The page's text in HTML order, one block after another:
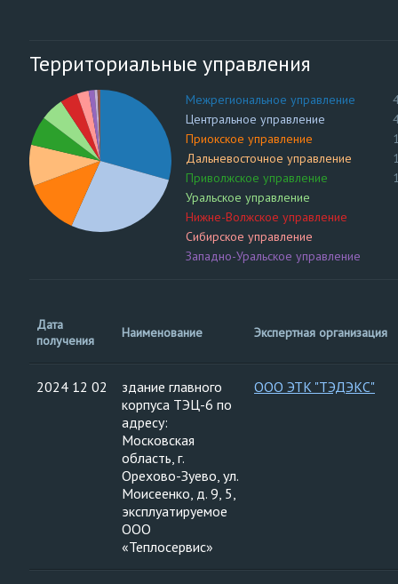
Территориальные управления
Межрегиональное управление
Центральное управление
Приокское управление
Дальневосточное управление
Приволжское управление
Уральское управление
Нижне-Волжское управление
Сибирское управление
Западно-Уральское управление
Дата
получения
Наименование Экспертная организация
2024 12 02
здание главного
корпуса ТЭЦ-6 по
адресу:
Московская
область, г.
Орехово-Зуево, ул.
Моисеенко, д. 9, 5,
эксплуатируемое
ООО
«Теплосервис»
ООО ЭТК "ТЭДЭКС"